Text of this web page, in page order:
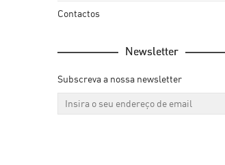
Contactos
Newsletter
Subscreva a nossa newsletter